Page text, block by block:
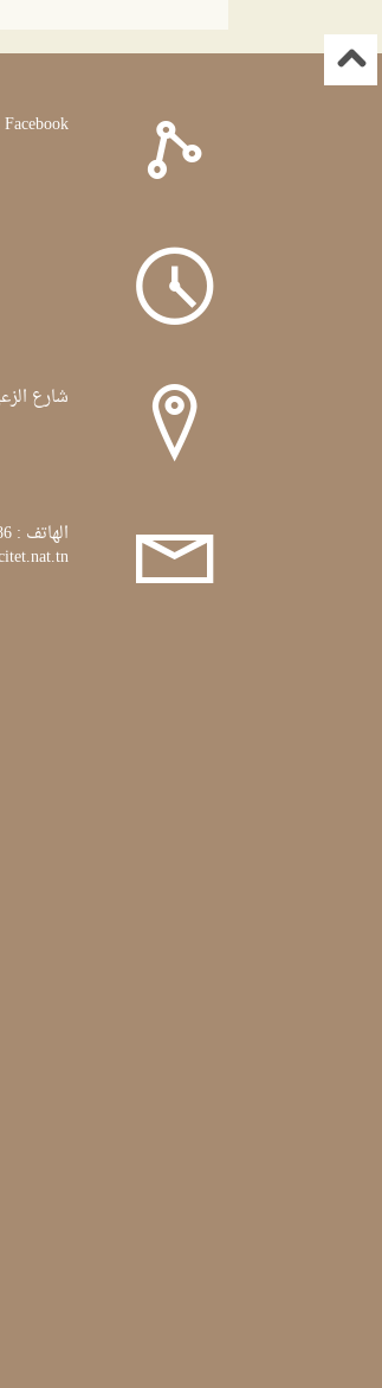
Facebook
شارع
الهاتف : 71206486 الفاكس : 71772132